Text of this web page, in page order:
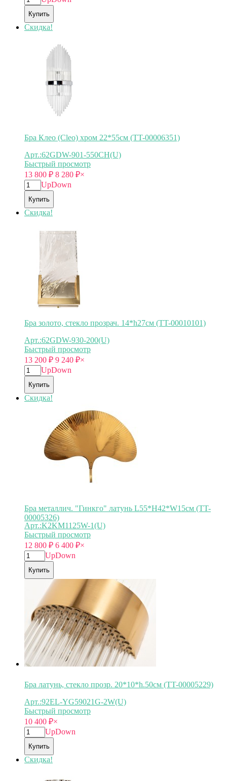
Купить
Скидка!
Бра Клео (Cleo) хром 22*55см (TT-00006351)
Арт.:62GDW-901-550CH(U)
Быстрый просмотр
13 800 ₽ 8 280 ₽×
UpDown
Купить
Скидка!
Бра золото, стекло прозрач. 14*h27см (TT-00010101)
Арт.:62GDW-930-200(U)
Быстрый просмотр
13 200 ₽ 9 240 ₽×
UpDown
Купить
Скидка!
Бра металлич. "Гинкго" латунь L55*H42*W15см (TT-
00005326)
Арт.:K2KM1125W-1(U)
Быстрый просмотр
12 800 ₽ 6 400 ₽×
UpDown
Купить
Бра латунь, стекло прозр. 20*10*h.50см (TT-00005229)
Арт.:92EL-YG59021G-2W(U)
Быстрый просмотр
10 400 ₽×
UpDown
Купить
Скидка!